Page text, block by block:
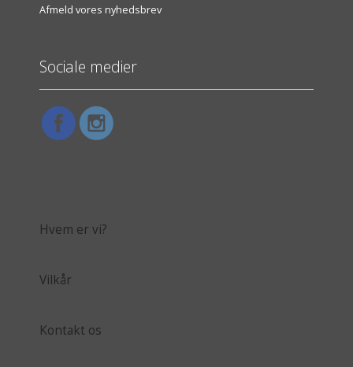
Afmeld vores nyhedsbrev
Sociale medier
Hvem er vi?
Vilkår
Kontakt os